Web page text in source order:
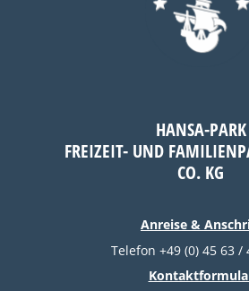
HANSA-PARK
FREIZEIT- UND
CO. KG
Anreise &
Telefon +49 (0) 45 63 /